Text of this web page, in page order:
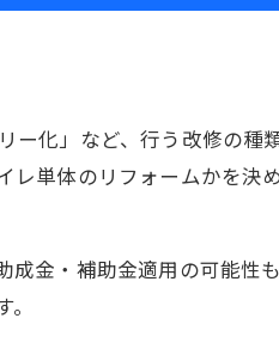
ー化」など、行う改修の種
レ単体のリフォームかを決
成金・補助金適用の可能性